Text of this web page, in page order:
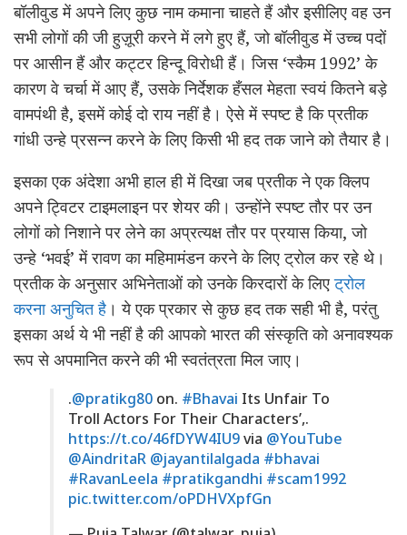
बॉलीवुड में अपने लिए कुछ नाम कमाना चाहते हैं और इसीलिए वह उन
सभी लोगों की जी हुज़ूरी करने में लगे हुए हैं, जो बॉलीवुड में उच्च पदों
पर आसीन हैं और कट्टर हिन्दू विरोधी हैं। जिस ‘स्कैम 1992’ के
कारण वे चर्चा में आए हैं, उसके निर्देशक हँसल मेहता स्वयं कितने बड़े
वामपंथी है, इसमें कोई दो राय नहीं है। ऐसे में स्पष्ट है कि प्रतीक
गांधी उन्हे प्रसन्न करने के लिए किसी भी हद तक जाने को तैयार है।
इसका एक अंदेशा अभी हाल ही में दिखा जब प्रतीक ने एक क्लिप
अपने ट्विटर टाइमलाइन पर शेयर की। उन्होंने स्पष्ट तौर पर उन
लोगों को निशाने पर लेने का अप्रत्यक्ष तौर पर प्रयास किया, जो
उन्हे ‘भवई’ में रावण का महिमामंडन करने के लिए ट्रोल कर रहे थे।
प्रतीक के अनुसार अभिनेताओं को उनके किरदारों के लिएट्रोल
करना अनुचित है । ये एक प्रकार से कुछ हद तक सही भी है, परंतु
इसका अर्थ ये भी नहीं है की आपको भारत की संस्कृति को अनावश्यक
रूप से अपमानित करने की भी स्वतंत्रता मिल जाए।
.@pratikg80 on. #Bhavai Its Unfair To
Troll Actors For Their Characters’,.
https://t.co/46fDYW4IU9via @YouTube
@AindritaR @jayantilalgada #bhavai
#RavanLeela #pratikgandhi #scam1992
pic.twitter.com/oPDHVXpfGn